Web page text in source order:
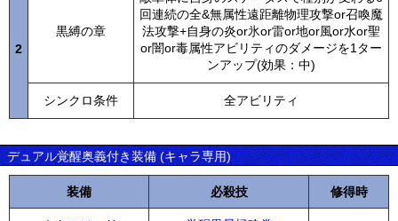
2
黒縛の章
回連続の全&無属性遠距離物理攻撃or召喚魔
法攻撃+自身の炎or氷or雷or地or風or水or聖
or闇or毒属性アビリティのダメージを1ター
ンアップ(効果：中)
シンクロ条件 全アビリティ
デュアル覚醒奥義付き装備 (キャラ専用)
装備 必殺技 修得時